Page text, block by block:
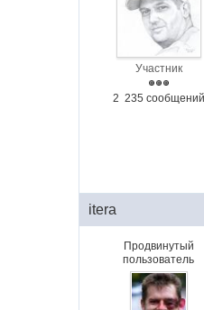
Участник
2 235 сообщений
itera
Продвинутый
пользователь